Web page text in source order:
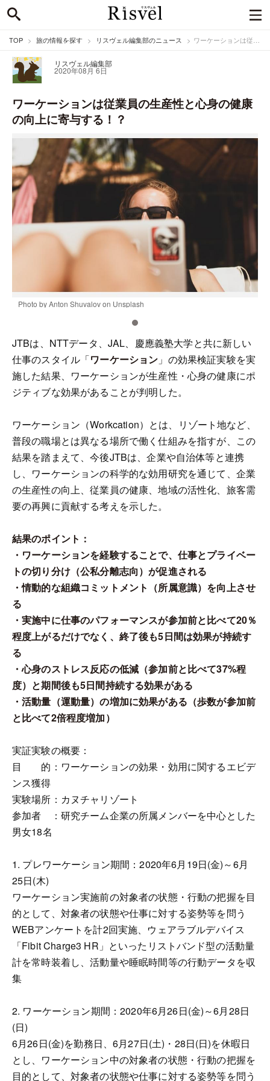
TOP 旅の情報を探す リスヴェル編集部のニュース ワーケーションは従業員の生産性と心身の健康の向上に寄与する！？
リスヴェル編集部
2020年08月 6日
ワーケーションは従業員の生産性と心身の健康
の向上に寄与する！？
Photo by Anton Shuvalov on Unsplash
JTBは、NTTデータ、JAL、慶應義塾大学と共に新しい
仕事のスタイル「ワーケーション 」の効果検証実験を実
施した結果、ワーケーションが生産性・心身の健康にポ
ジティブな効果があることが判明した。
ワーケーション（Workcation）とは、リゾート地など、
普段の職場とは異なる場所で働く仕組みを指すが、この
結果を踏まえて、今後JTBは、企業や自治体等と連携
し、ワーケーションの科学的な効用研究を通じて、企業
の生産性の向上、従業員の健康、地域の活性化、旅客需
要の再興に貢献する考えを示した。
結果のポイント：
・ワーケーションを経験することで、仕事とプライベー
トの切り分け（公私分離志向）が促進される
・情動的な組織コミットメント（所属意識）を向上させ
る
・実施中に仕事のパフォーマンスが参加前と比べて20％
程度上がるだけでなく、終了後も5日間は効果が持続す
る
・心身のストレス反応の低減（参加前と比べて37%程
度）と期間後も5日間持続する効果がある
・活動量（運動量）の増加に効果がある（歩数が参加前
と比べて2倍程度増加）
実証実験の概要：
目 的：ワーケーションの効果・効用に関するエビデ
ンス獲得
実験場所：カヌチャリゾート
参加者 ：研究チーム企業の所属メンバーを中心とした
男女18名
1. プレワーケーション期間：2020年6月19日(金)～6月
25日(木)
ワーケーション実施前の対象者の状態・行動の把握を目
的として、対象者の状態や仕事に対する姿勢等を問う
WEBアンケートを計2回実施、ウェアラブルデバイス
「Fibit Charge3 HR」といったリストバンド型の活動量
計を常時装着し、活動量や睡眠時間等の行動データを収
集
2. ワーケーション期間：2020年6月26日(金)～6月28日
(日)
6月26日(金)を勤務日、6月27日(土)・28日(日)を休暇日
とし、ワーケーション中の対象者の状態・行動の把握を
目的として、対象者の状態や仕事に対する姿勢等を問う